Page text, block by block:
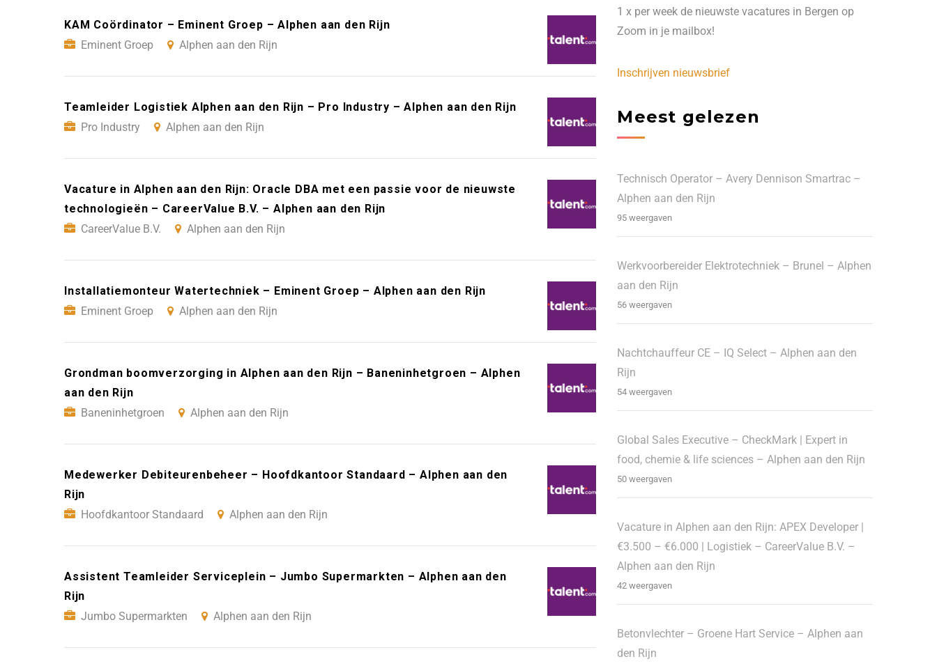
KAM Coördinator – Eminent Groep – Alphen aan den Rijn
Eminent Groep
Alphen aan den Rijn
Teamleider Logistiek Alphen aan den Rijn – Pro Industry – Alphen aan den Rijn
Pro Industry
Alphen aan den Rijn
Vacature in Alphen aan den Rijn: Oracle DBA met een passie voor de nieuwste
technologieën – CareerValue B.V. – Alphen aan den Rijn
CareerValue B.V.
Alphen aan den Rijn
Installatiemonteur Watertechniek – Eminent Groep – Alphen aan den Rijn
Eminent Groep
Alphen aan den Rijn
Grondman boomverzorging in Alphen aan den Rijn – Baneninhetgroen – Alphen
aan den Rijn
Baneninhetgroen
Alphen aan den Rijn
Medewerker Debiteurenbeheer – Hoofdkantoor Standaard – Alphen aan den
Rijn
Hoofdkantoor Standaard
Alphen aan den Rijn
Assistent Teamleider Serviceplein – Jumbo Supermarkten – Alphen aan den
Rijn
Jumbo Supermarkten
Alphen aan den Rijn
1 x per week de nieuwste vacatures in Bergen op
Zoom in je mailbox!
Inschrijven nieuwsbrief
Meest gelezen
Technisch Operator – Avery Dennison Smartrac –
Alphen aan den Rijn
95 weergaven
Werkvoorbereider Elektrotechniek – Brunel – Alphen
aan den Rijn
56 weergaven
Nachtchauffeur CE – IQ Select – Alphen aan den
Rijn
54 weergaven
Global Sales Executive – CheckMark | Expert in
food, chemie & life sciences – Alphen aan den Rijn
50 weergaven
Vacature in Alphen aan den Rijn: APEX Developer |
€3.500 – €6.000 | Logistiek – CareerValue B.V. –
Alphen aan den Rijn
42 weergaven
Betonvlechter – Groene Hart Service – Alphen aan
den Rijn